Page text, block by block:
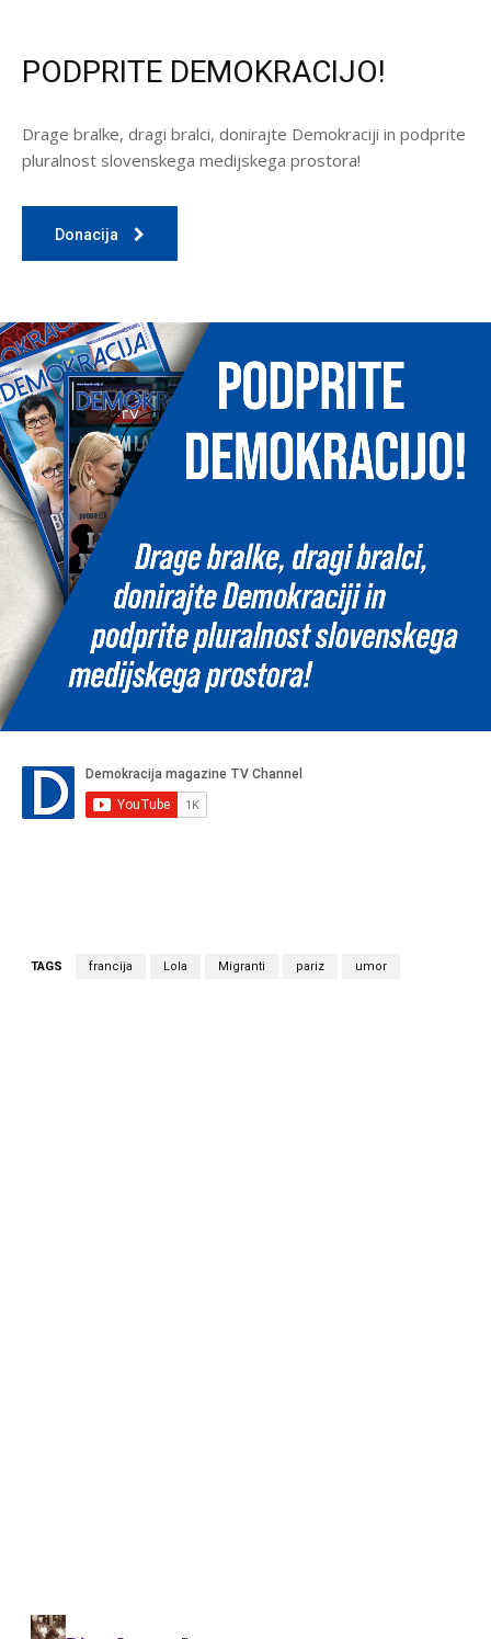
PODPRITE DEMOKRACIJO!
Drage bralke, dragi bralci, donirajte Demokraciji in podprite
pluralnost slovenskega medijskega prostora!
Donacija
TAGS francija Lola Migranti pariz umor